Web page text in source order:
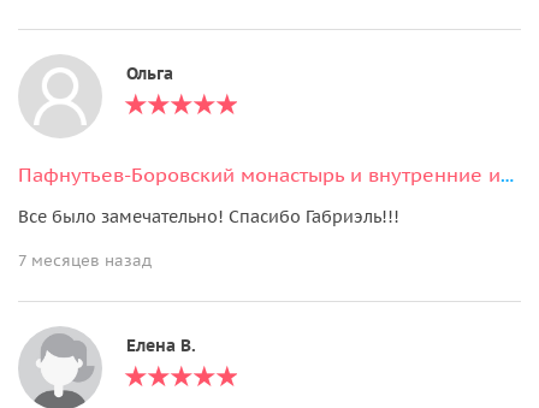
Ольга
Пафнутьев-Боровский монастырь и внутренние изменения
Все было замечательно! Спасибо Габриэль!!!
7 месяцев назад
Елена В.